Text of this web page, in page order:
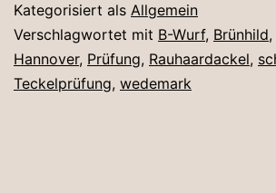
Kategorisiert als Allgemein
Verschlagwortet mit B-Wurf, Brünhild,
Hannover, Prüfung, Rauhaardackel,
Teckelprüfung, wedemark